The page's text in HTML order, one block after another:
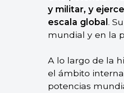
y militar, y
escala global.
mundial y en la
A lo largo de la
el ámbito
potencias